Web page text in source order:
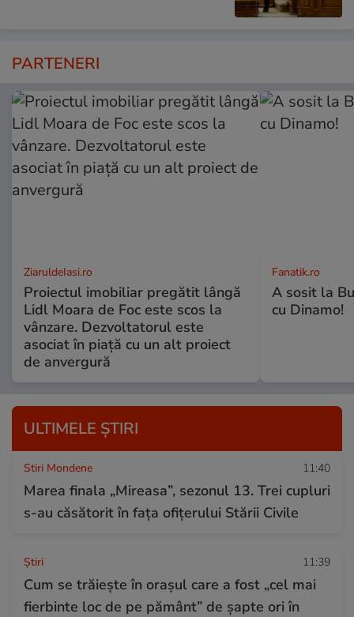
PARTENERI
ZiaruldeIasi.ro
Proiectul imobiliar pregătit lângă
Lidl Moara de Foc este scos la
vânzare. Dezvoltatorul este
asociat în piață cu un alt proiect
de anvergură
Fanatik.ro
A sosit la
cu Dinamo!
ULTIMELE ȘTIRI
Stiri Mondene 11:40
Marea finala „Mireasa”, sezonul 13. Trei cupluri
s-au căsătorit în fața ofițerului Stării Civile
Ştiri 11:39
Cum se trăiește în orașul care a fost „cel mai
fierbinte loc de pe pământ” de șapte ori în